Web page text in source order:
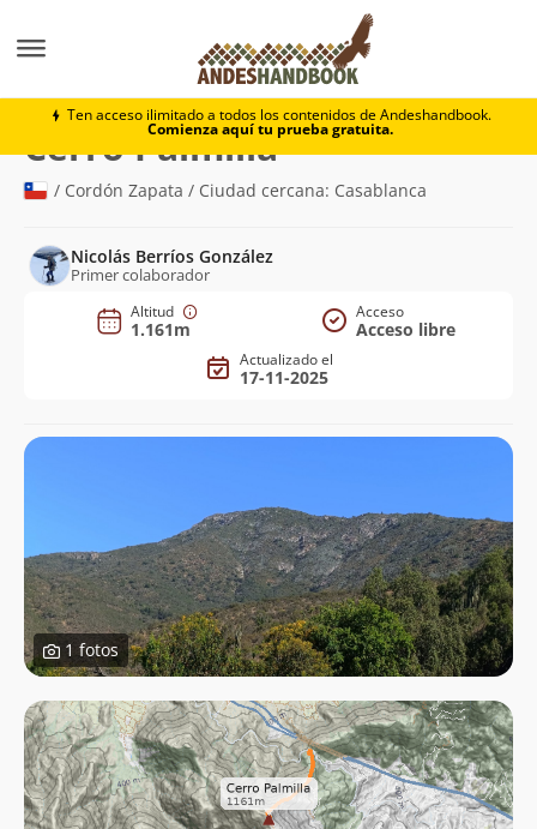
Ten acceso ilimitado a todos los contenidos de Andeshandbook.
Comienza aquí tu prueba gratuita.
Cerro Palmilla
Cerro Palmilla(1.161m)
/ Cordón Zapata / Ciudad cercana: Casablanca
Nicolás Berríos González
Primer colaborador
Altitud
1.161m
Acceso
Acceso libre
Actualizado el
17-11-2025
1 fotos